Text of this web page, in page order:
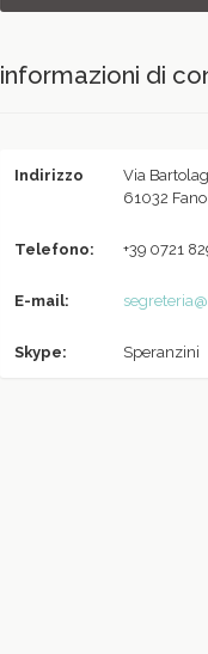
informazioni di
Indirizzo
Via
61032 Fano
Telefono: +39 0721
E-mail:
Skype: Speranzini